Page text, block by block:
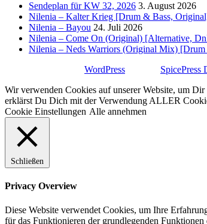
Sendeplan für KW 32, 2026 3. August 2026
Nilenia – Kalter Krieg [Drum & Bass,
Nilenia – Bayou 24. Juli 2026
Nilenia – Come On (Original) [Alternative,
Nilenia – Neds Warriors (Original Mix)
WordPress SpicePress
Wir verwenden Cookies auf unserer Website, um
erklärst Du Dich mit der Verwendung ALLER
Cookie Einstellungen Alle annehmen
Schließen
Privacy Overview
Diese Website verwendet Cookies, um Ihre
für das Funktionieren der grundlegenden